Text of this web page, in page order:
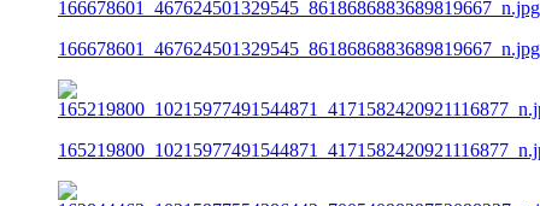
166678601_467624501329545_8618686883689819667_n.jpg